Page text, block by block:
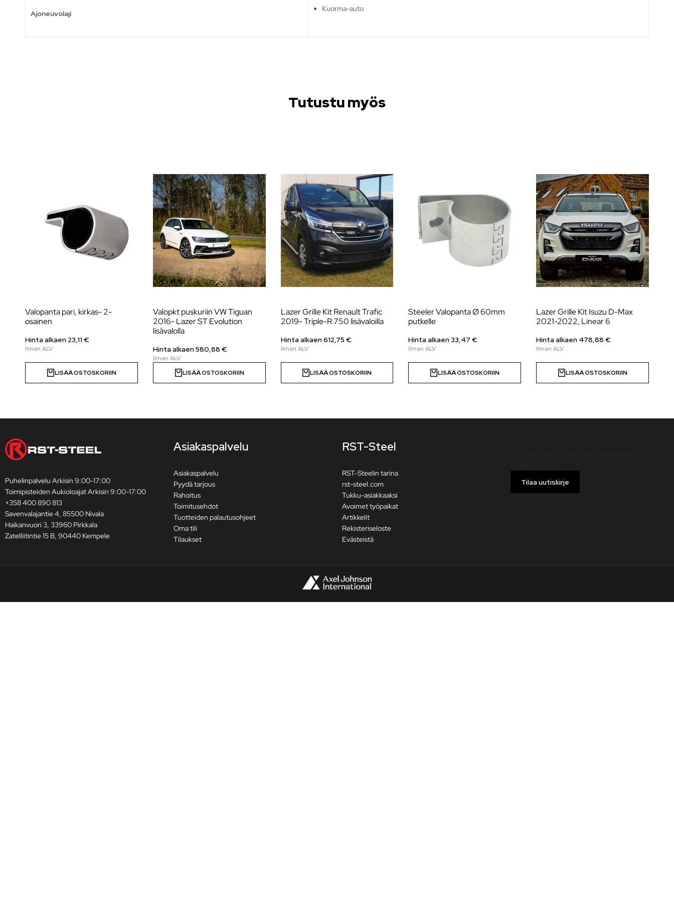
Ajoneuvolaji
Kuorma-auto
Tutustu myös
Valopanta pari, kirkas- 2-
osainen
Hinta alkaen 23,11€
LISÄÄ OSTOSKORIIN
Valopkt puskuriin VW Tiguan
2016- Lazer ST Evolution
lisävalolla
Hinta alkaen580,88 €
LISÄÄ OSTOSKORIIN
Lazer Grille Kit Renault Trafic
2019- Triple-R 750 lisävaloilla
Hinta alkaen612,75 €
LISÄÄ OSTOSKORIIN
Steeler Valopanta Ø 60mm
putkelle
Hinta alkaen 33,47 €
LISÄÄ OSTOSKORIIN
Lazer Grille Kit Isuzu D-Max
2021-2022, Linear 6
Hinta alkaen 478,88€
LISÄÄ OSTOSKORIIN
Puhelinpalvelu Arkisin 9:00-17:00
Toimipisteiden Aukioloajat Arkisin 9:00-17:00
+358 400 890 813
Savenvalajantie 4, 85500 Nivala
Haikanvuori 3, 33960 Pirkkala
Zatelliitintie 15 B, 90440 Kempele
Asiakaspalvelu
Asiakaspalvelu
Pyydä tarjous
Rahoitus
Toimitusehdot
Tuotteiden palautusohjeet
Oma tili
Tilaukset
RST-Steel
RST-Steelin tarina
rst-steel.com
Tukku-asiakkaaksi
Avoimet työpaikat
Artikkelit
Rekisteriseloste
Evästeistä
Tilaa uutiskirje